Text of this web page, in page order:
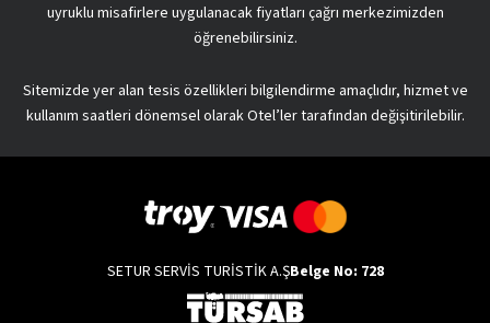
uyruklu misafirlere uygulanacak fiyatları çağrı merkezimizden
öğrenebilirsiniz.
Sitemizde yer alan tesis özellikleri bilgilendirme amaçlıdır, hizmet ve
kullanım saatleri dönemsel olarak Otel’ler tarafından değişitirilebilir.
SETUR SERVİS TURİSTİK A.ŞBelge No: 728